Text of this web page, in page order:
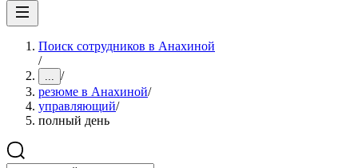
Поиск сотрудников в Анахиной
/
... /
резюме в Анахиной/
управляющий/
полный день